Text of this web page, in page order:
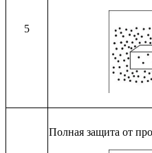
5
Полная защита от